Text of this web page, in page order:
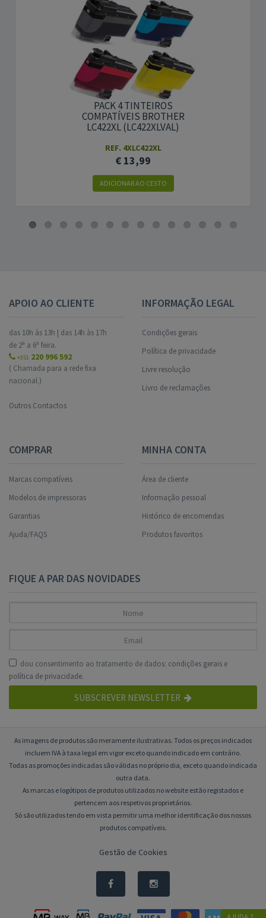
PACK 4 TINTEIROS
COMPATÍVEIS BROTHER
LC422XL (LC422XLVAL)
REF. 4XLC422XL
€ 13,99
ADICIONAR AO CESTO
APOIO AO CLIENTE
das 10h às 13h | das 14h às 17h
de 2ª a 6ª feira.
+351 220 996 592
( Chamada para a rede fixa
nacional.)
Outros Contactos
INFORMAÇÃO LEGAL
Condições gerais
Política de privacidade
Livre resolução
Livro de reclamações
COMPRAR
Marcas compatíveis
Modelos de impressoras
Garantias
Ajuda/FAQS
MINHA CONTA
Área de cliente
Informação pessoal
Histórico de encomendas
Produtos favoritos
FIQUE A PAR DAS NOVIDADES
dou consentimento ao tratamento de dados: condições gerais e
política de privacidade.
SUBSCREVER NEWSLETTER
As imagens de produtos são meramente ilustrativas. Todos os preços indicados
incluem IVA à taxa legal em vigor exceto quando indicado em contrário.
Todas as promoções indicadas são válidas no próprio dia, exceto quando indicada
outra data.
As marcas e logótipos de produtos utilizados no website estão registados e
pertencem aos respetivos proprietários.
Só são utilizados tendo em vista permitir uma melhor identificação dos nossos
produtos compatíveis.
Gestão de Cookies